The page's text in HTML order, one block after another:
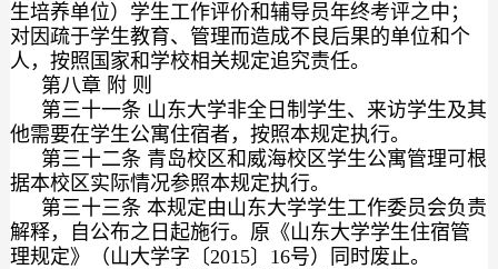
生培养单位）学生工作评价和辅导员年终考评之中；
对因疏于学生教育、管理而造成不良后果的单位和个
人，按照国家和学校相关规定追究责任。
第八章 附 则
第三十一条 山东大学非全日制学生、来访学生及其
他需要在学生公寓住宿者，按照本规定执行。
第三十二条 青岛校区和威海校区学生公寓管理可根
据本校区实际情况参照本规定执行。
第三十三条 本规定由山东大学学生工作委员会负责
解释，自公布之日起施行。原《山东大学学生住宿管
理规定》（山大学字〔2015〕16号）同时废止。